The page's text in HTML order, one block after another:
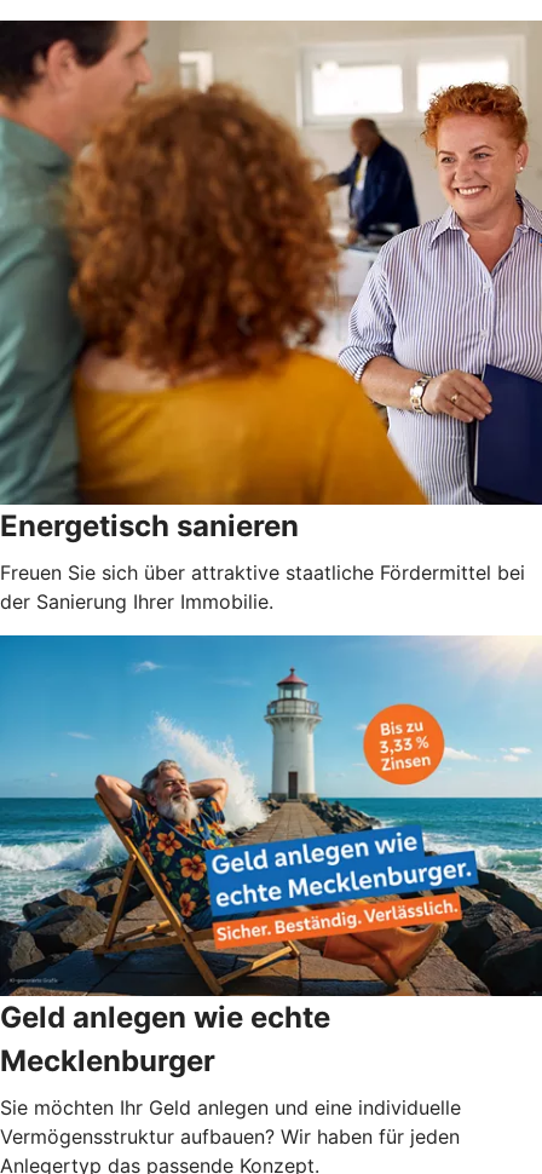
Energetisch sanieren
Freuen Sie sich über attraktive staatliche Fördermittel bei
der Sanierung Ihrer Immobilie.
Geld anlegen wie echte
Mecklenburger
Sie möchten Ihr Geld anlegen und eine individuelle
Vermögensstruktur aufbauen? Wir haben für jeden
Anlegertyp das passende Konzept.